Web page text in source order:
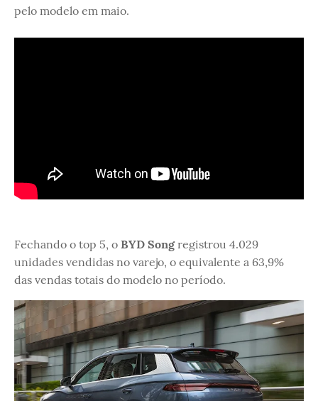
pelo modelo em maio.
Fechando o top 5, o BYD Songregistrou 4.029
unidades vendidas no varejo, o equivalente a 63,9%
das vendas totais do modelo no período.